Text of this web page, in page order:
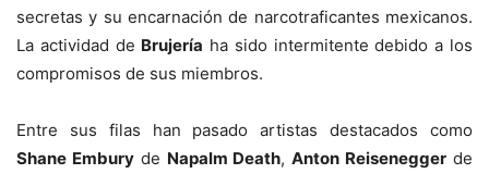
secretas y su encarnación de narcotraficantes mexicanos.
La actividad de Brujería ha sido intermitente debido a los
compromisos de sus miembros.
Entre sus filas han pasado artistas destacados como
Shane Emburyde Napalm Death,Anton Reisenegger de